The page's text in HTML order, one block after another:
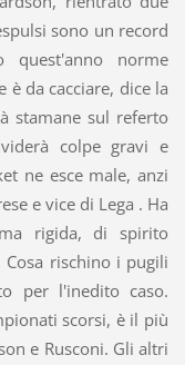
sono un record
norme
è da cacciare, dice la
stamane sul referto
colpe gravi e
ne esce male, anzi
e vice di Lega . Ha
rigida, di spirito
rischino i pugili
per l'inedito caso.
scorsi, è il più
e Rusconi. Gli altri